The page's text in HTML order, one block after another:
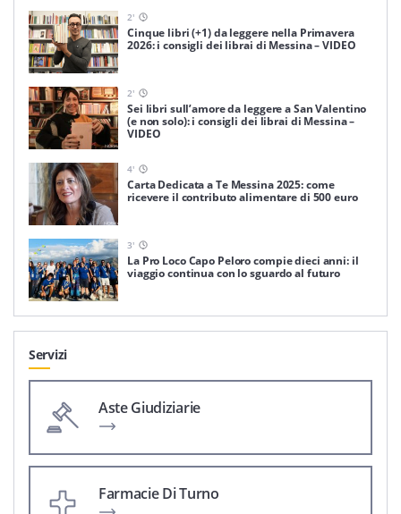
Iscriviti 2'
Cinque libri (+1) da leggere nella Primavera
2026: i consigli dei librai di Messina – VIDEO
2'
Sei libri sull’amore da leggere a San Valentino
(e non solo): i consigli dei librai di Messina –
VIDEO
4'
Carta Dedicata a Te Messina 2025: come
ricevere il contributo alimentare di 500 euro
3'
La Pro Loco Capo Peloro compie dieci anni: il
viaggio continua con lo sguardo al futuro
Servizi
Aste Giudiziarie
Farmacie Di Turno